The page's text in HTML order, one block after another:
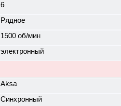
6
Рядное
1500 об/мин
электронный
Aksa
Синхронный